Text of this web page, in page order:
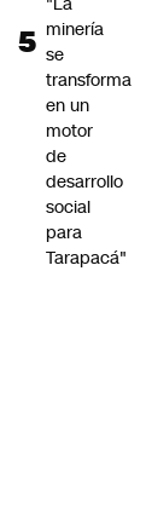
minería
se
transforma
en un
motor
de
desarrollo
social
para
Tarapacá"